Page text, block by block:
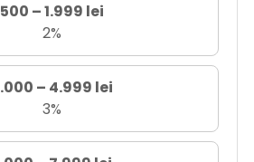
500 – 1.999 lei
2%
– 4.999 lei
3%